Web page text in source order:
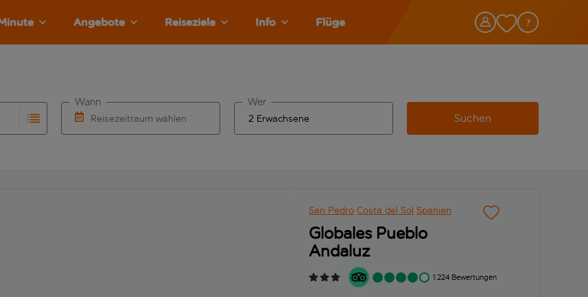
Angebote Reiseziele Info Flüge
Reisezeitraum wählen
Wann Wer
Suchen
San Pedro Costa del Sol Spanien
Globales Pueblo
Andaluz
1.224 Bewertungen